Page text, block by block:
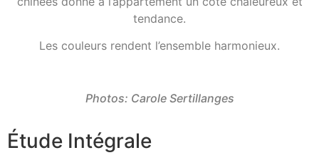
tendance.
Les couleurs rendent l’ensemble harmonieux.
Photos: Carole Sertillanges
Étude Intégrale